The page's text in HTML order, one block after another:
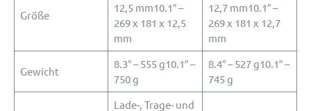
Größe
12,5 mm10.1″ –
269 x 181 x 12,5
mm
12,7 mm10.1″ –
269 x 181 x 12,7
mm
Gewicht
8.3″ – 555 g10.1″ –
750 g
8.4″ – 527 g10.1″ –
745 g
Lade-, Trage- und